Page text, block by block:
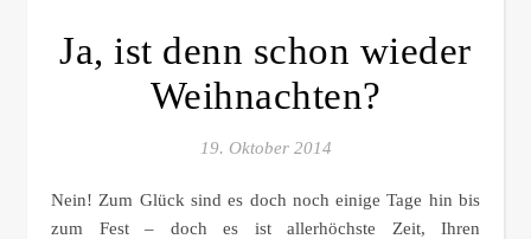
Ja, ist denn schon wieder
Weihnachten?
19. Oktober 2014
Nein! Zum Glück sind es doch noch einige Tage hin bis
zum Fest – doch es ist allerhöchste Zeit, Ihren